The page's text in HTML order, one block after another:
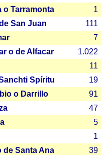
o Tarramonta
1
San Juan
111
7
o de Alfacar
1.022
11
Spíritu
19
o Darrillo
91
47
5
1
de Santa Ana
39